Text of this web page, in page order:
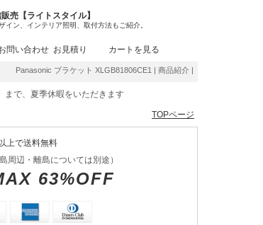
売【ライトスタイル】
ン、インテリア照明、取付方法もご紹介。
問い合わせ お見積り カートを見る
Panasonic ブラケット XLGB81806CE1 | 商品紹介 | 照明器具の通販・イ
で、夏季休暇をいただきます
TOPページ
上で送料無料
周辺・離島については別途）
63%OFF